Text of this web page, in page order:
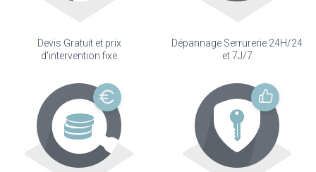
Devis Gratuit et prix
d'intervention fixe
Dépannage Serrurerie 24H/24
et 7J/7